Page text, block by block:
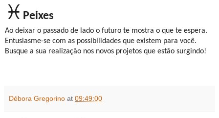
♓ Peixes
Ao deixar o passado de lado o futuro te mostra o que te espera.
Entusiasme-se com as possibilidades que existem para você.
Busque a sua realização nos novos projetos que estão surgindo!
Débora Gregorino at 09:49:00